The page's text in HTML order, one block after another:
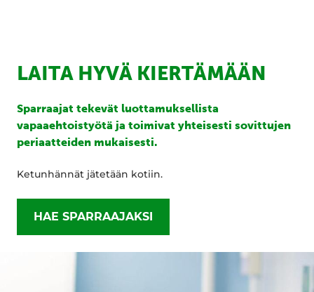
LAITA HYVÄ KIERTÄMÄÄN
Sparraajat tekevät luottamuksellista
vapaaehtoistyötä ja toimivat yhteisesti sovittujen
periaatteiden mukaisesti.
Ketunhännät jätetään kotiin.
HAE SPARRAAJAKSI